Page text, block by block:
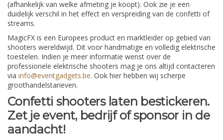
(afhankelijk van welke afmeting je koopt). Ook zie je een
duidelijk verschil in het effect en verspreiding van de confetti of
streams.
MagicFX is een Europees product en marktleider op gebied van
shooters wereldwijd. Dit voor handmatige en volledig elektrische
toestelen. Indien je meer informatie wenst over de
professionele elektrische shooters mag je ons altijd contacteren
via info@eventgadgets.be. Ook hier hebben wij scherpe
groothandelstarieven.
Confetti shooters laten bestickeren.
Zet je event, bedrijf of sponsor in de
aandacht!